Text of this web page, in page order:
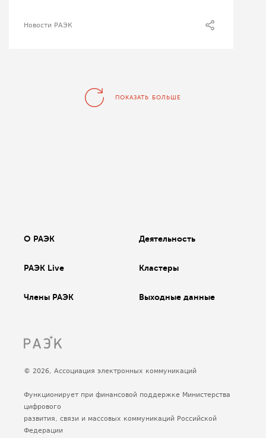
Новости РАЭК
ПОКАЗАТЬ БОЛЬШЕ
О РАЭК Деятельность
РАЭК Live Кластеры
Члены РАЭК Выходные данные
© 2026, Ассоциация электронных коммуникаций
Функционирует при финансовой поддержке Министерства
цифрового
развития, связи и массовых коммуникаций Российской
Федерации